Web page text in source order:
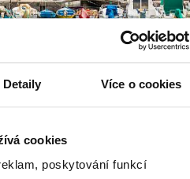
Detaily Více o cookies
cookies
poskytování funkcí
Gran Canaria +
+ MOŘE
zahradou Jardín